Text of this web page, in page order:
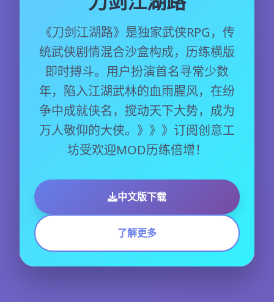
《刀剑江湖路》是独家武侠RPG，传
统武侠剧情混合沙盒构成，历练横版
即时搏斗。用户扮演首名寻常少数
年，陷入江湖武林的血雨腥风，在纷
争中成就侠名，搅动天下大势，成为
万人敬仰的大侠。》》》订阅创意工
坊受欢迎MOD历练倍增！
中文版下载
了解更多